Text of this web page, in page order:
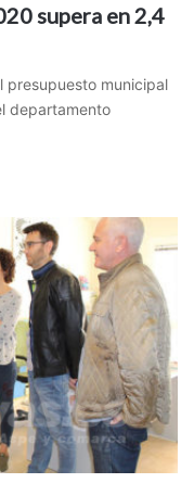
supera en 2,4
presupuesto municipal
departamento